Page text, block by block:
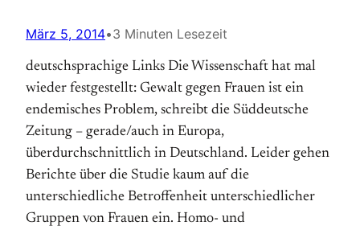
März 5, 2014•3 Minuten Lesezeit
deutschsprachige Links Die Wissenschaft hat mal
wieder festgestellt: Gewalt gegen Frauen ist ein
endemisches Problem, schreibt die Süddeutsche
Zeitung – gerade/auch in Europa,
überdurchschnittlich in Deutschland. Leider gehen
Berichte über die Studie kaum auf die
unterschiedliche Betroffenheit unterschiedlicher
Gruppen von Frauen ein. Homo- und